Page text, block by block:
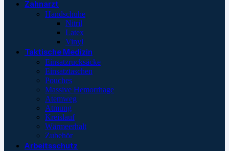
Zahnarzt
Handschuhe
Nitril
Latex
Vinyl
Taktische Medizin
Einsatzrucksäcke
Einsatztaschen
Pouches
Massive Hemorrhage
Atemweg
Atmung
Kreislauf
Wärmeerhalt
Zubehör
Arbeitsschutz